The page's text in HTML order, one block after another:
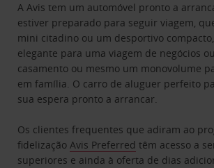
A Avis tem um automóvel pronto a
estiver preparado para seguir viagem,
mini citadino ou um desportivo
elegante para uma viagem de negócios
casamento ou mesmo um monovolume
em família. O carro de aluguer perfeito
sua espera pronto a arrancar.
Os clientes frequentes que adiram ao
fidelizaçãoAvis Preferred têm acesso a
superiores e ainda à oferta de dias